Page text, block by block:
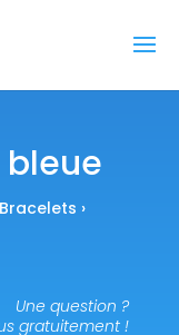
Bracelets ›
Une question ?
gratuitement !